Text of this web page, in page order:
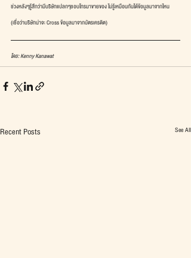
ช่วงหลังๆรู้สึกว่ามีบริษัทแปลกๆชอบโทรมาขายของ ไม่รู้เหมือนกันได้ข้อมูลมาจากไหน
(เชื่อว่าบริษัทน่าจะ Cross ข้อมูลมาจากบัตรเครดิต)
โดย: Kenny Kanawat
Recent Posts See All